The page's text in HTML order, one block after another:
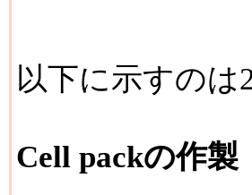
以下に示すのは
Cell packの作製